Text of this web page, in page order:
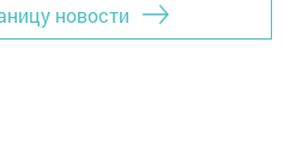
новости